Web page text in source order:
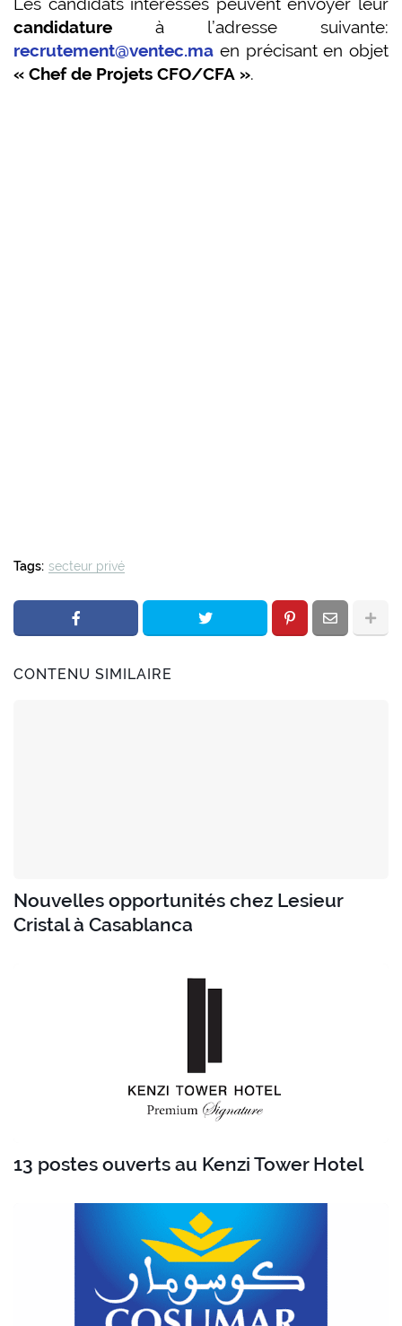
candidature à l’adresse suivante:
recrutement@ventec.ma en précisant en objet
« Chef de Projets CFO/CFA ».
Tags: secteur privé
CONTENU SIMILAIRE
Nouvelles opportunités chez Lesieur
Cristal à Casablanca
13 postes ouverts au Kenzi Tower Hotel